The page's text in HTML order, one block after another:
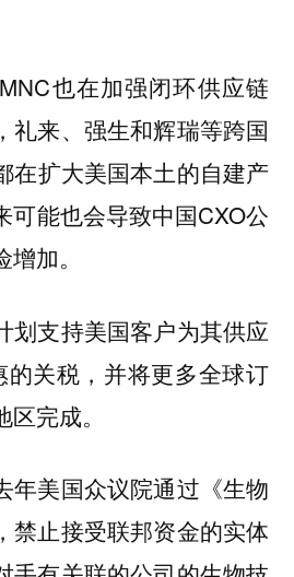
也在加强闭环供应链
礼来、强生和辉瑞等跨国
在扩大美国本土的自建产
可能也会导致中国CXO公
增加。
划支持美国客户为其供应
关税，并将更多全球订
完成。
年美国众议院通过《生物
禁止接受联邦资金的实体